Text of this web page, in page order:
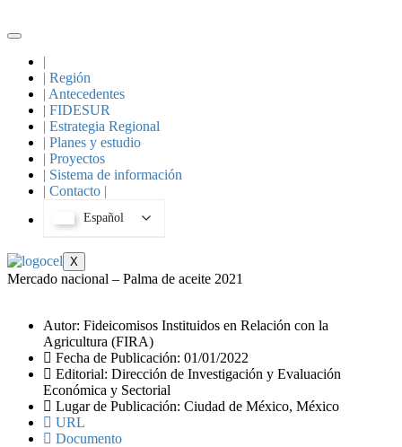
to
|
| Región
| Antecedentes
| FIDESUR
| Estrategia Regional
| Planes y estudio
| Proyectos
| Sistema de información
| Contacto |
Español
X
Mercado nacional – Palma de aceite 2021
Autor: Fideicomisos Instituidos en Relación con la
Agricultura (FIRA)
Fecha de Publicación: 01/01/2022
Editorial: Dirección de Investigación y Evaluación
Económica y Sectorial
Lugar de Publicación: Ciudad de México, México
URL
Documento